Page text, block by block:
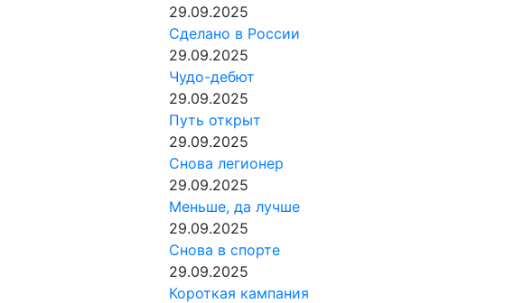
29.09.2025
Сделано в России
29.09.2025
Чудо-дебют
29.09.2025
Путь открыт
29.09.2025
Снова легионер
29.09.2025
Меньше, да лучше
29.09.2025
Снова в спорте
29.09.2025
Короткая кампания